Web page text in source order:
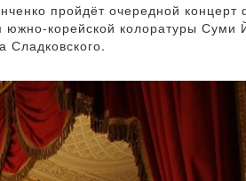
пройдёт очередной концерт
корейской колоратуры Суми
Сладковского.